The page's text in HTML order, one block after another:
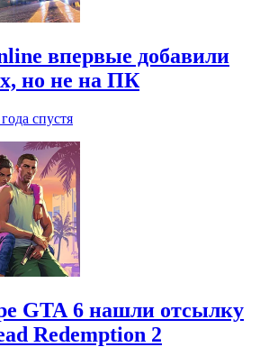
впервые добавили
но не на ПК
спустя
GTA 6 нашли отсылку
Redemption 2